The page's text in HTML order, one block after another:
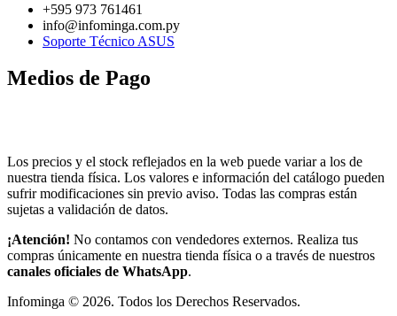
+595 973 761461
info@infominga.com.py
Soporte Técnico ASUS
Medios de Pago
Los precios y el stock reflejados en la web puede variar a los de
nuestra tienda física. Los valores e información del catálogo pueden
sufrir modificaciones sin previo aviso. Todas las compras están
sujetas a validación de datos.
¡Atención! No contamos con vendedores externos. Realiza tus
compras únicamente en nuestra tienda física o a través de nuestros
canales oficiales de WhatsApp.
Infominga © 2026. Todos los Derechos Reservados.